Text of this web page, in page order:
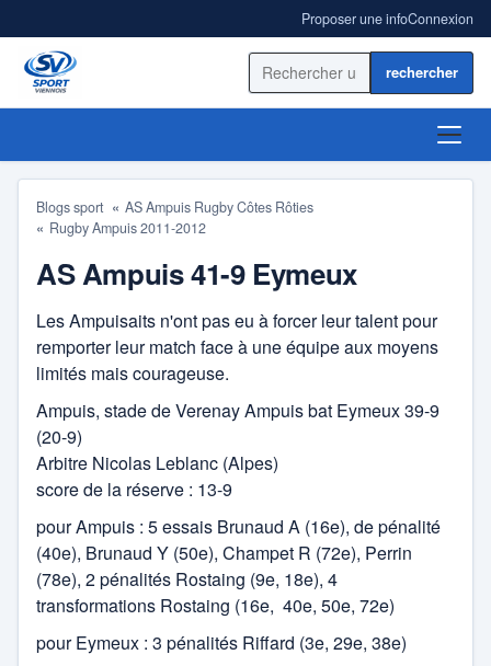
Proposer une infoConnexion
Rechercher sur le site
ACCUEIL
ACTUALITÉ
BLOGS SPORT
ANNUAIRE
Blogs sport
AS Ampuis Rugby Côtes Rôties
Rugby Ampuis 2011-2012
AS Ampuis 41-9 Eymeux
Les Ampuisaits n'ont pas eu à forcer leur talent pour
remporter leur match face à une équipe aux moyens
limités mais courageuse.
Ampuis, stade de Verenay Ampuis bat Eymeux 39-9
(20-9)
Arbitre Nicolas Leblanc (Alpes)
score de la réserve : 13-9
pour Ampuis : 5 essais Brunaud A (16e), de pénalité
(40e), Brunaud Y (50e), Champet R (72e), Perrin
(78e), 2 pénalités Rostaing (9e, 18e), 4
transformations Rostaing (16e, 40e, 50e, 72e)
pour Eymeux : 3 pénalités Riffard (3e, 29e, 38e)